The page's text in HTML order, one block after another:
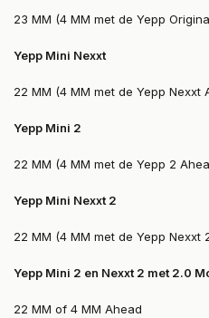
23 MM (4 MM met de Yepp
Yepp Mini Nexxt
22 MM (4 MM met de Yepp Nexxt
Yepp Mini 2
22 MM (4 MM met de Yepp 2
Yepp Mini Nexxt 2
22 MM (4 MM met de Yepp Nexxt
Yepp Mini 2 en Nexxt 2 met 2.0
22 MM of 4 MM Ahead